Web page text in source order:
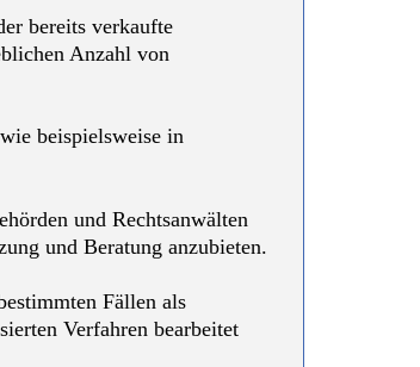
bereits verkaufte
Anzahl von
beispielsweise in
und Rechtsanwälten
und Beratung anzubieten.
Fällen als
Verfahren bearbeitet